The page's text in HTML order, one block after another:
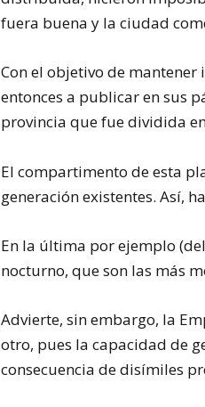
fuera buena y la ciudad
Con el objetivo de
entonces a publicar en sus
provincia que fue dividida
El compartimento de esta
generación existentes. Así,
En la última por ejemplo (del
nocturno, que son las más
Advierte, sin embargo, la
otro, pues la capacidad de
consecuencia de disímiles